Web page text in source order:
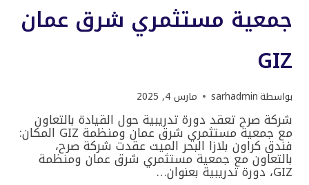
جمعية مستثمري شرق عمان
GIZ
بواسطةsarhadmin مارس 4, 2025
شركة صرح تعقد دورة تدريبية حول القيادة بالتعاون
مع جمعية مستثمري شرق عمان ومنظمة GIZ المكان:
فندق كراون بلازا البحر الميت عقدت شركة صرح،
بالتعاون مع جمعية مستثمري شرق عمان ومنظمة
GIZ، دورة تدريبية بعنوان…